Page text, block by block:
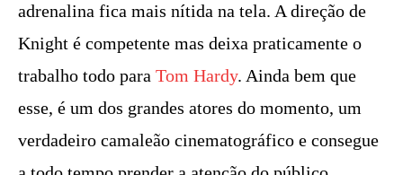
adrenalina fica mais nítida na tela. A direção de
Knight é competente mas deixa praticamente o
trabalho todo para Tom Hardy. Ainda bem que
esse, é um dos grandes atores do momento, um
verdadeiro camaleão cinematográfico e consegue